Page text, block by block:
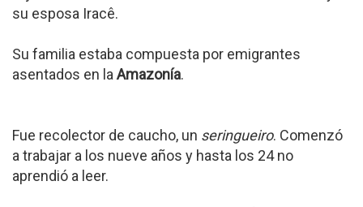
su esposa Iracê.
Su familia estaba compuesta por emigrantes
asentados en la Amazonía.
Fue recolector de caucho, un seringueiro. Comenzó
a trabajar a los nueve años y hasta los 24 no
aprendió a leer.